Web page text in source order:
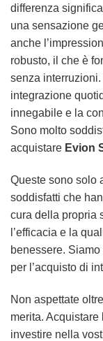
differenza
una sensazione
anche
robusto, il che è
senza
integrazione
innegabile e la
Sono molto
acquistare Evion
Queste sono solo
soddisfatti che
cura della propria
l’efficacia e la
benessere.
per l’acquisto di
Non aspettate
merita. Acquistare
investire nella